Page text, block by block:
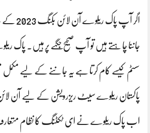
اگر آپ
جاننا چاہتے ہیں تو آپ صحیح جگہے پر ہیں۔ پاک
سسٹم کیسے کام کرتا ہے یہ جاننے کے لیے
پاکستان ریلوے سیٹ ریزرویشن کے لیے آن لائن
اب پاک ریلوے نے ای ٹکٹنگ کا نظام